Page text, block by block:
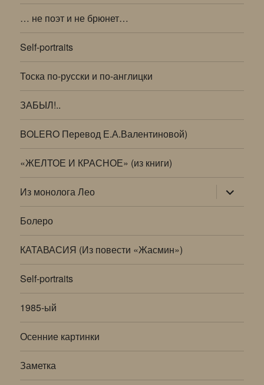
… не поэт и не брюнет…
Self-portraits
Тоска по-русски и по-англицки
ЗАБЫЛ!..
BOLERO Перевод Е.А.Валентиновой)
«ЖЕЛТОЕ И КРАСНОЕ» (из книги)
Из монолога Лео раскрыть
дочернее
меню
Болеро
КАТАВАСИЯ (Из повести «Жасмин»)
Self-portraits
1985-ый
Осенние картинки
Заметка